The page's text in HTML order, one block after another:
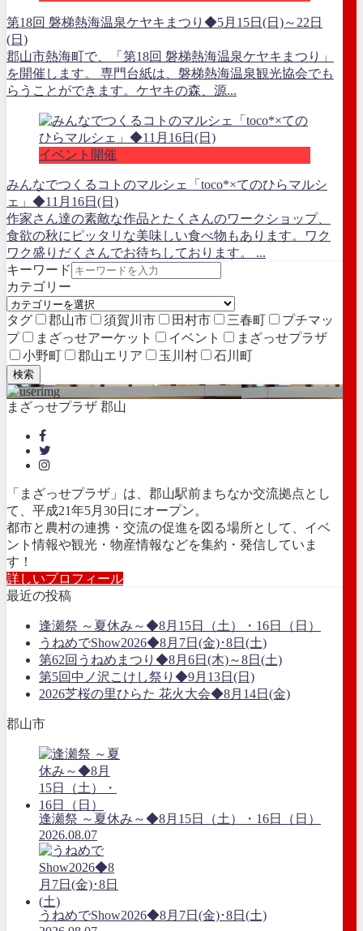
第18回 磐梯熱海温泉ケヤキまつり◆5月15日(日)～22日
(日)
郡山市熱海町で、「第18回 磐梯熱海温泉ケヤキまつり」
を開催します。 専門台紙は、磐梯熱海温泉観光協会でも
らうことができます。ケヤキの森、源...
イベント開催
みんなでつくるコトのマルシェ「toco*×てのひらマルシ
ェ」◆11月16日(日)
作家さん達の素敵な作品とたくさんのワークショップ、
食欲の秋にピッタリな美味しい食べ物もあります。ワク
ワク盛りだくさんでお待ちしております。 ...
キーワード
カテゴリー
タグ 郡山市 須賀川市 田村市 三春町
プチマッ
プ
まざっせアーケット イベント
まざっせプラザ
小野町
郡山エリア 玉川村 石川町
検索
まざっせプラザ 郡山
「まざっせプラザ」は、郡山駅前まちなか交流拠点とし
て、平成21年5月30日にオープン。
都市と農村の連携・交流の促進を図る場所として、イベ
ント情報や観光・物産情報などを集約・発信していま
す！
詳しいプロフィール
最近の投稿
逢瀬祭 ～夏休み～◆8月15日（土）・16日（日）
うねめでShow2026◆8月7日(金)･8日(土)
第62回うねめまつり◆8月6日(木)～8日(土)
第5回中ノ沢こけし祭り◆9月13日(日)
2026芝桜の里ひらた 花火大会◆8月14日(金)
郡山市
逢瀬祭 ～夏休み～◆8月15日（土）・16日（日）
2026.08.07
うねめでShow2026◆8月7日(金)･8日(土)